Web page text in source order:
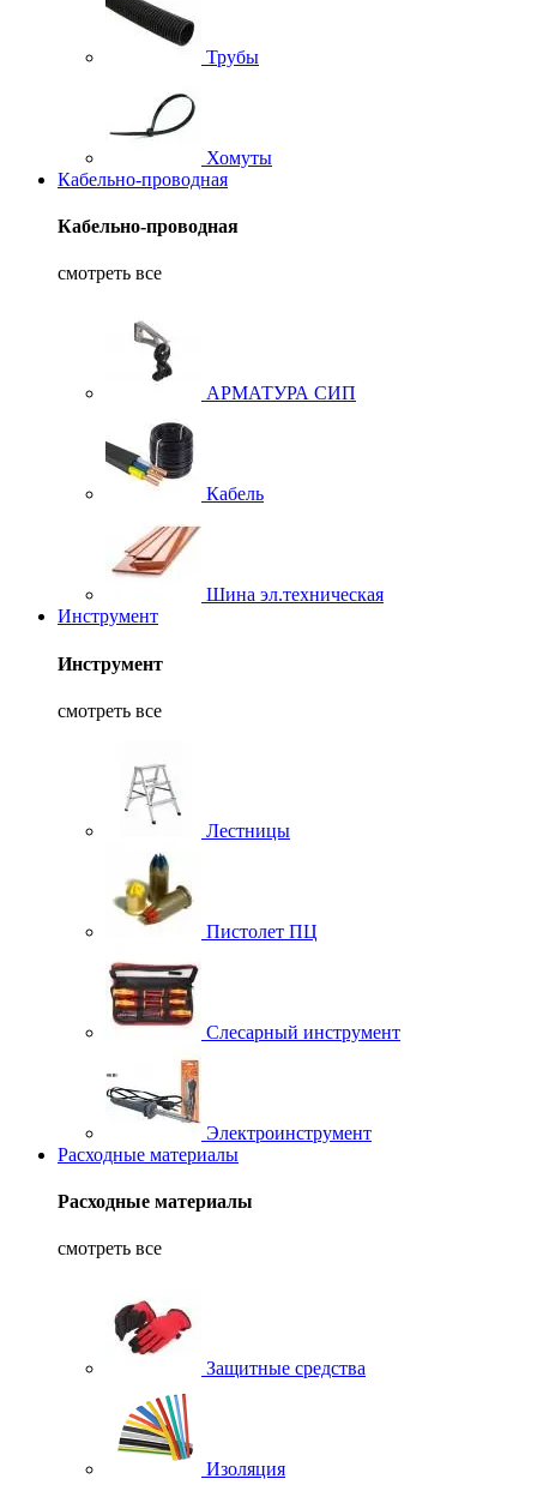
Трубы
Хомуты
Кабельно-проводная
Кабельно-проводная
смотреть все
АРМАТУРА СИП
Кабель
Шина эл.техническая
Инструмент
Инструмент
смотреть все
Лестницы
Пистолет ПЦ
Слесарный инструмент
Электроинструмент
Расходные материалы
Расходные материалы
смотреть все
Защитные средства
Изоляция